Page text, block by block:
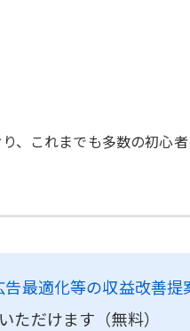
これまでも多数の初心者
最適化等の収益改善提
ただけます（無料）